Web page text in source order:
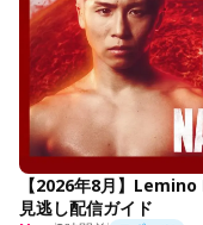
【2026年8月】
見逃し配信ガイド